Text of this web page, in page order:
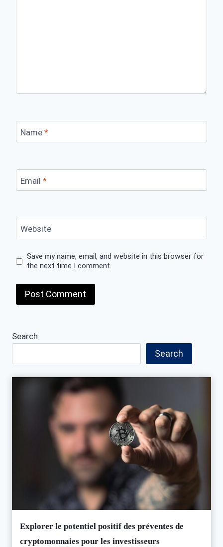
Name *
Email *
Website
Save my name, email, and website in this browser for
the next time I comment.
Search
Search
Explorer le potentiel positif des préventes de
cryptomonnaies pour les investisseurs